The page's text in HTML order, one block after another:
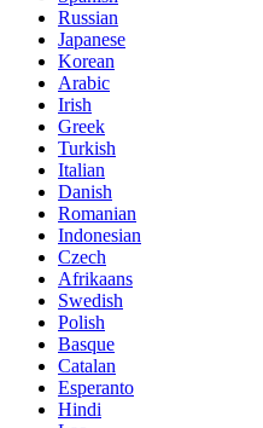
Russian
Japanese
Korean
Arabic
Irish
Greek
Turkish
Italian
Danish
Romanian
Indonesian
Czech
Afrikaans
Swedish
Polish
Basque
Catalan
Esperanto
Hindi